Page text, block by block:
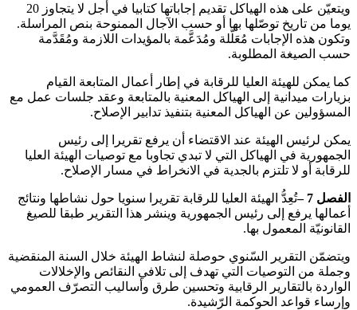
ويتعيّن على هذه الهياكل تقديم إجاباتها كتابيا في أجل لا يتجاوز 20
يوما من تاريخ توصّلها بها أو حسب الآجال الممنوحة بنص المراسلة.
وتكون هذه الإجابات مُعَلَّلة ومُدَعَّمة بالمؤيدات اللازمة ومُقَدَّمة
حسب الصيغة المطلوبة.
كما يمكن للهيئة العليا للرقابة في إطار أعمال المتابعة القيام
بزيارات ميدانية إلى الهياكل المعنية بالمتابعة وعقد جلسات عمل مع
المسؤولين عن الهياكل المعنية بتنفيذ تدابير الإصلاح.
يمكن لرئيس الهيئة عند الاقتضاء أن يرفع تقريرا إلى رئيس
الجمهورية في الهياكل التي لا تبدي تجاوبا مع توصيات الهيئة العليا
للرقابة أو لا تلتزم بالجدية في الانخراط في مسار الإصلاح.
الفصل 7 –
تُعِدُّ الهيئة العليا للرقابة تقريرا سنويا حول نشاطها ونتائج
أعمالها يرفع إلى رئيس الجمهورية وينشر هذا التقرير طبقا للصيغ
القانونيّة المعمول بها.
ويتضمّن التقرير السّنوي حوصلة لنشاط الهيئة خلال السنة المنقضية
وجملة من التوصيات التي تهدف إلى تلافي النقائص والإخلالات
الواردة بالتقارير الرقابية وتحسين طرق وأساليب التصرّف العمومي
وإرساء قواعد الحوكمة الرّشيدة.